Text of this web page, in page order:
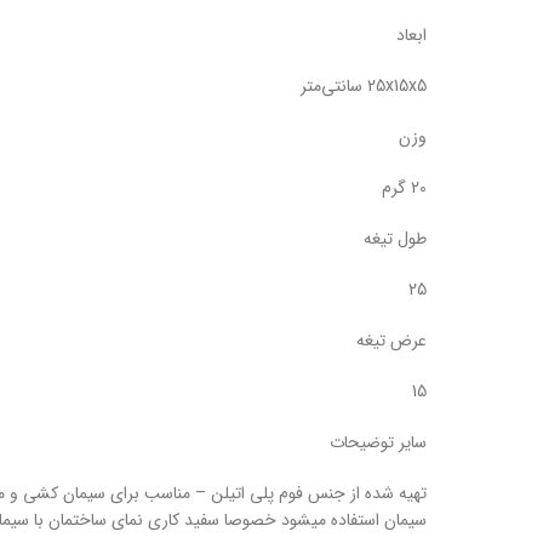
ابعاد
25x15x5 سانتی‌متر
وزن
20 گرم
طول تیغه
25
عرض تیغه
15
سایر توضیحات
تهیه شده از جنس فوم پلی اتیلن – مناسب برای سیمان کشی و
سیمان استفاده میشود خصوصا سفید کاری نمای ساختمان با